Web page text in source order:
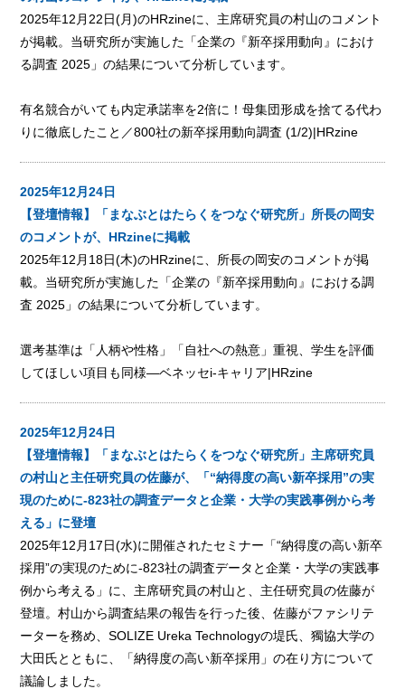
2025年12月22日(月)のHRzineに、主席研究員の村山のコメント
が掲載。当研究所が実施した「企業の『新卒採用動向』におけ
る調査 2025」の結果について分析しています。
有名競合がいても内定承諾率を2倍に！母集団形成を捨てる代わ
りに徹底したこと／800社の新卒採用動向調査 (1/2)|HRzine
2025年12月24日
【登壇情報】「まなぶとはたらくをつなぐ研究所」所長の岡安
のコメントが、HRzineに掲載
2025年12月18日(木)のHRzineに、所長の岡安のコメントが掲
載。当研究所が実施した「企業の『新卒採用動向』における調
査 2025」の結果について分析しています。
選考基準は「人柄や性格」「自社への熱意」重視、学生を評価
してほしい項目も同様—ベネッセi-キャリア|HRzine
2025年12月24日
【登壇情報】「まなぶとはたらくをつなぐ研究所」主席研究員
の村山と主任研究員の佐藤が、「“納得度の高い新卒採用”の実
現のために‐823社の調査データと企業・大学の実践事例から考
える」に登壇
2025年12月17日(水)に開催されたセミナー「“納得度の高い新卒
採用”の実現のために‐823社の調査データと企業・大学の実践事
例から考える」に、主席研究員の村山と、主任研究員の佐藤が
登壇。村山から調査結果の報告を行った後、佐藤がファシリテ
ーターを務め、SOLIZE Ureka Technologyの堤氏、獨協大学の
大田氏とともに、「納得度の高い新卒採用」の在り方について
議論しました。